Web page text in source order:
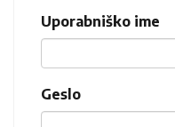
Uporabniško ime
Geslo